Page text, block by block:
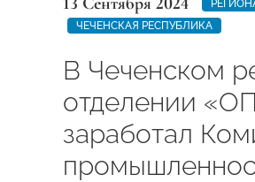
ЧЕЧЕНСКАЯ РЕСПУБЛИКА
В Чеченском
отделении
заработал